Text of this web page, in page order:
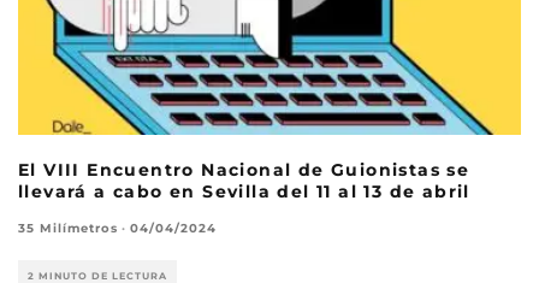
El VIII Encuentro Nacional de Guionistas se
llevará a cabo en Sevilla del 11 al 13 de abril
35 Milímetros · 04/04/2024
2 MINUTO DE LECTURA